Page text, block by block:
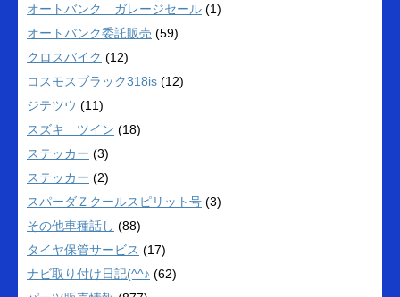
オートバンク ガレージセール (1)
オートバンク委託販売 (59)
クロスバイク (12)
コスモスブラック318is (12)
ジテツウ (11)
スズキ ツイン (18)
ステッカー (3)
ステッカー (2)
スパーダＺクールスピリット号 (3)
その他車種話し (88)
タイヤ保管サービス (17)
ナビ取り付け日記(^^♪ (62)